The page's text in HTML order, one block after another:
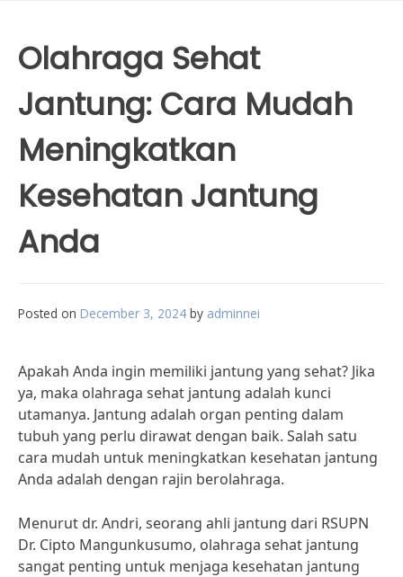
Olahraga Sehat
Jantung: Cara Mudah
Meningkatkan
Kesehatan Jantung
Anda
Posted on December 3, 2024 by adminnei
Apakah Anda ingin memiliki jantung yang sehat? Jika
ya, maka olahraga sehat jantung adalah kunci
utamanya. Jantung adalah organ penting dalam
tubuh yang perlu dirawat dengan baik. Salah satu
cara mudah untuk meningkatkan kesehatan jantung
Anda adalah dengan rajin berolahraga.
Menurut dr. Andri, seorang ahli jantung dari RSUPN
Dr. Cipto Mangunkusumo, olahraga sehat jantung
sangat penting untuk menjaga kesehatan jantung